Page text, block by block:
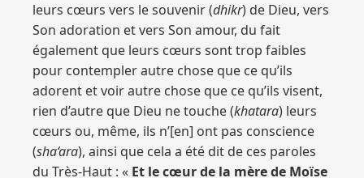
leurs cœurs vers le souvenir (dhikr) de Dieu, vers
Son adoration et vers Son amour, du fait
également que leurs cœurs sont trop faibles
pour contempler autre chose que ce qu’ils
adorent et voir autre chose que ce qu’ils visent,
rien d’autre que Dieu ne touche (khatara) leurs
cœurs ou, même, ils n’[en] ont pas conscience
(sha‘ara), ainsi que cela a été dit de ces paroles
du Très-Haut : « Et le cœur de la mère de Moïse